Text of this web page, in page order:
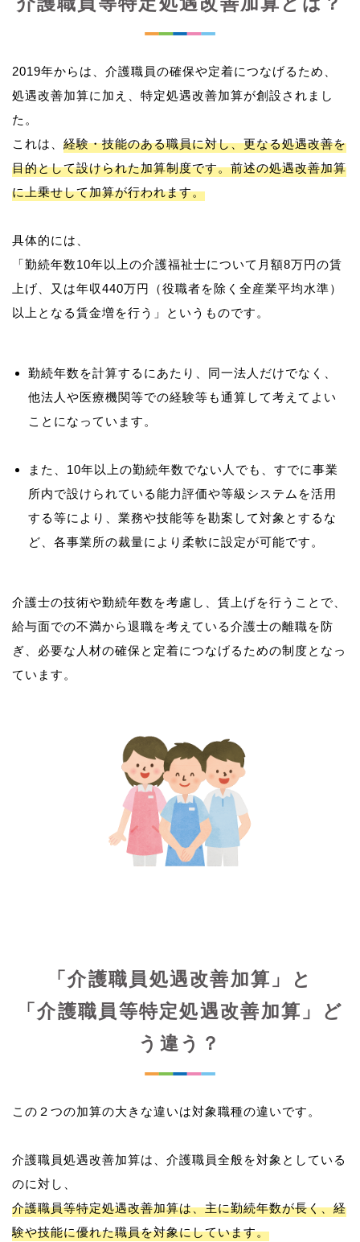
2019年からは、介護職員の確保や定着につなげるため、
処遇改善加算に加え、特定処遇改善加算が創設されまし
た。
これは、 経験・技能のある職員に対し、更なる処遇改善を
目的として設けられた加算制度です。前述の処遇改善加算
に上乗せして加算が行われます。
具体的には、
「勤続年数10年以上の介護福祉士について月額8万円の賃
上げ、又は年収440万円（役職者を除く全産業平均水準）
勤続年数を計算するにあたり、同一法人だけでなく、
他法人や医療機関等での経験等も通算して考えてよい
ことになっています。
また、10年以上の勤続年数でない人でも、すでに事業
所内で設けられている能力評価や等級システムを活用
する等により、業務や技能等を勘案して対象とするな
ど、各事業所の裁量により柔軟に設定が可能です。
介護士の技術や勤続年数を考慮し、賃上げを行うことで、
給与面での不満から退職を考えている介護士の離職を防
ぎ、必要な人材の確保と定着につなげるための制度となっ
ています。
「介護職員処遇改善加算」と
「介護職員等特定処遇改善加算」ど
う違う？
この２つの加算の大きな違いは対象職種の違いです。
介護職員処遇改善加算は、介護職員全般を対象としている
介護職員等特定処遇改善加算は、主に勤続年数が長く、経
験や技能に優れた職員を対象にしています。